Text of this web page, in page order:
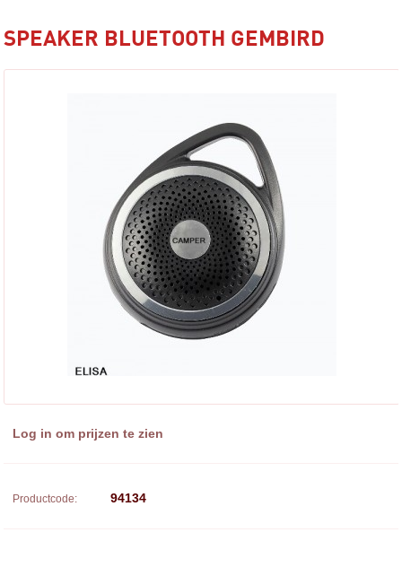
SPEAKER BLUETOOTH GEMBIRD
Log in om prijzen te zien
Productcode: 94134